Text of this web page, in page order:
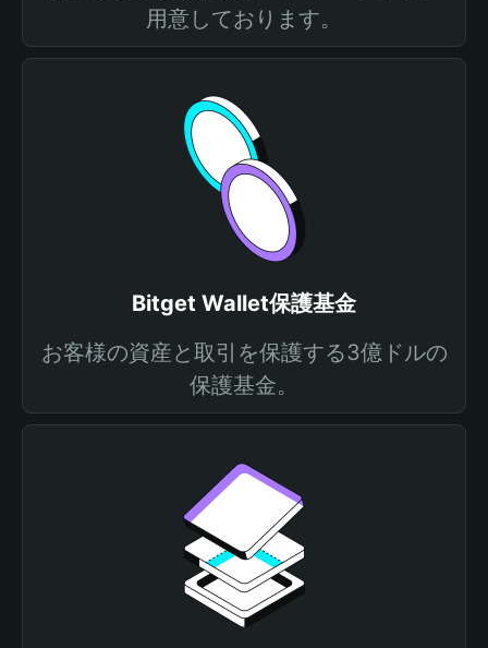
用意しております。
Bitget Wallet保護基金
お客様の資産と取引を保護する3億ドルの
保護基金。